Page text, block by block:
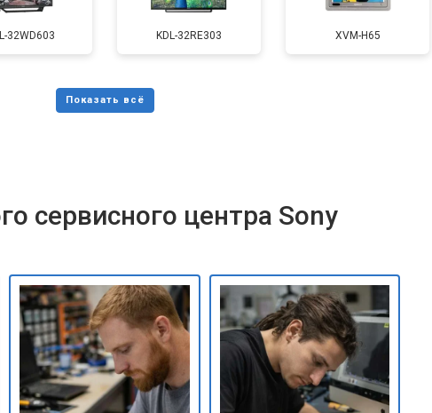
от 90 мин от 5500 ₽
от 110 мин
32WD603 KDL-32RE303 XVM-H65
сервисного центра Sony